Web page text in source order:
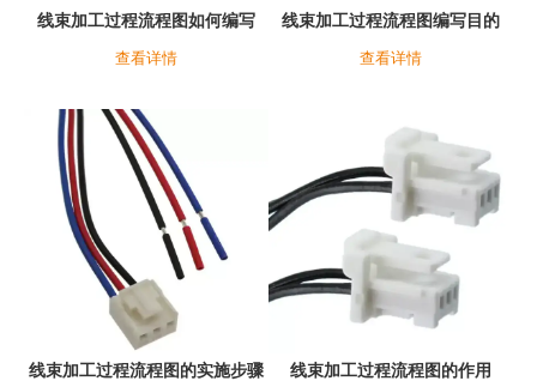
线束加工过程流程图如何编写
查看详情
线束加工过程流程图编写目的
查看详情
线束加工过程流程图的实施步骤 线束加工过程流程图的作用